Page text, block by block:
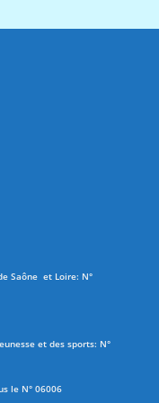
Saône et Loire: N°
et des sports: N°
le N° 06006